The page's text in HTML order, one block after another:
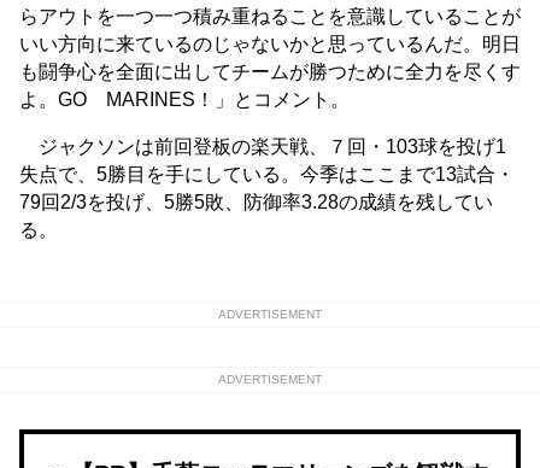
らアウトを一つ一つ積み重ねることを意識していることが
いい方向に来ているのじゃないかと思っているんだ。明日
も闘争心を全面に出してチームが勝つために全力を尽くす
よ。GO MARINES！」とコメント。
ジャクソンは前回登板の楽天戦、７回・103球を投げ1
失点で、5勝目を手にしている。今季はここまで13試合・
79回2/3を投げ、5勝5敗、防御率3.28の成績を残してい
る。
ADVERTISEMENT
ADVERTISEMENT